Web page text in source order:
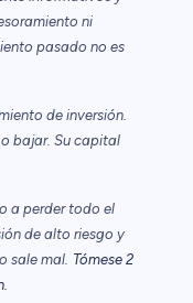
ni
pasado no es
de inversión.
o bajar. Su capital
a perder todo el
de alto riesgo y
sale mal. Tómese 2